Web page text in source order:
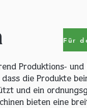
Produktions-
die Produkte
und ein
bieten eine